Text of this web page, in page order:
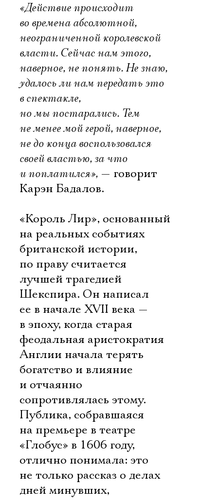
«Действие происходит
во времена абсолютной,
неограниченной королевской
власти. Сейчас нам этого,
наверное, не понять. Не знаю,
удалось ли нам передать это
в спектакле,
но мы постарались. Тем
не менее мой герой, наверное,
не до конца воспользовался
своей властью, за что
и поплатился», — говорит
Карэн Бадалов.
«Король Лир», основанный
на реальных событиях
британской истории,
по праву считается
лучшей трагедией
Шекспира. Он написал
ее в начале XVII века —
в эпоху, когда старая
феодальная аристократия
Англии начала терять
богатство и влияние
и отчаянно
сопротивлялась этому.
Публика, собравшаяся
на премьере в театре
«Глобус» в 1606 году,
отлично понимала: это
не только рассказ о делах
дней минувших,